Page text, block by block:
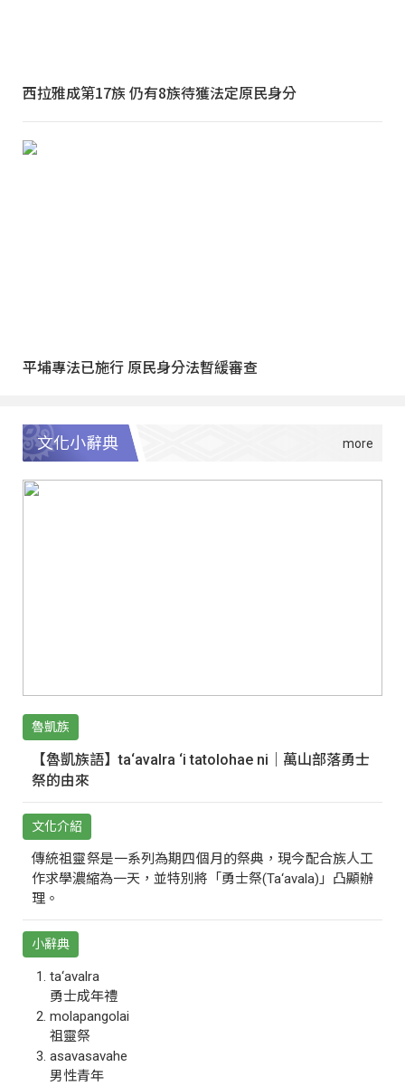
西拉雅成第17族 仍有8族待獲法定原民身分
平埔專法已施行 原民身分法暫緩審查
文化小辭典
魯凱族
【魯凱族語】ta‘avalra ‘i tatolohae ni｜萬山部落勇士
祭的由來
文化介紹
傳統祖靈祭是一系列為期四個月的祭典，現今配合族人工
作求學濃縮為一天，並特別將「勇士祭(Ta‘avala)」凸顯辦
理。
小辭典
ta‘avalra
勇士成年禮
molapangolai
祖靈祭
asavasavahe
男性青年